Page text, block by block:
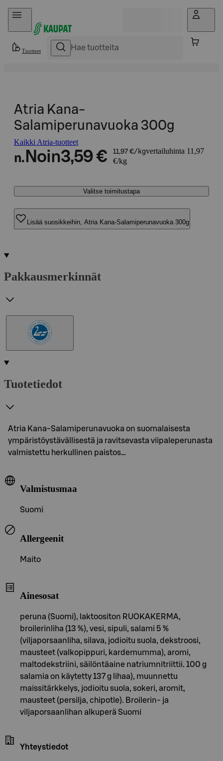
Hyppää sisältöön
Tuotteet
Atria Kana-
Salamiperunavuoka 300g
Kaikki Atria-tuotteet
n. Noin3,59 € 11,97 €/kgvertailuhinta 11,97
€/kg
Valitse toimitustapa
Lisää suosikkeihin, Atria Kana-Salamiperunavuoka 300g
Pakkausmerkinnät
Tuotetiedot
Atria Kana-Salamiperunavuoka on suomalaisesta
ympäristöystävällisestä ja ravitsevasta viipaleperunasta
valmistettu herkullinen paistos…
Valmistusmaa
Suomi
Allergeenit
Maito
Ainesosat
peruna (Suomi), laktoositon RUOKAKERMA,
broilerinliha (13 %), vesi, sipuli, salami 5 %
(viljaporsaanliha, silava, jodioitu suola, dekstroosi,
mausteet (valkopippuri, kardemumma), aromi,
maltodekstriini, säilöntäaine natriumnitriittii. 100 g
salamia on käytetty 137 g lihaa), muunnettu
maissitärkkelys, jodioitu suola, sokeri, aromit,
mausteet (persilja, chipotle). Broilerin- ja
viljaporsaanlihan alkuperä Suomi
Yhteystiedot